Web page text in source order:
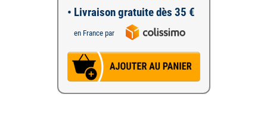
• Livraison gratuite dès 35 €
en France par